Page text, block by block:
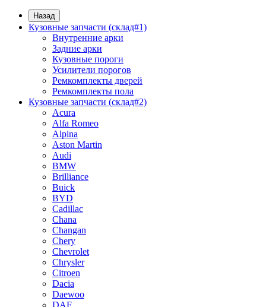
Назад
Кузовные запчасти (склад#1)
Внутренние арки
Задние арки
Кузовные пороги
Усилители порогов
Ремкомплекты дверей
Ремкомплекты пола
Кузовные запчасти (склад#2)
Acura
Alfa Romeo
Alpina
Aston Martin
Audi
BMW
Brilliance
Buick
BYD
Cadillac
Chana
Changan
Chery
Chevrolet
Chrysler
Citroen
Dacia
Daewoo
DAF